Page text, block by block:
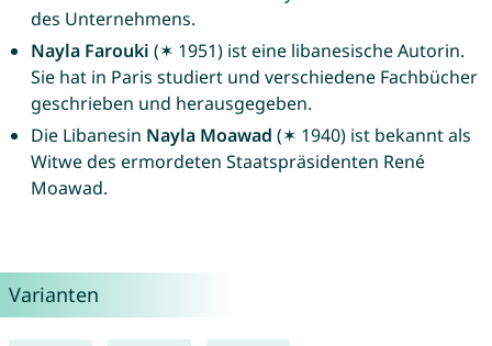
des Unternehmens.
Nayla Farouki (✶ 1951) ist eine libanesische Autorin.
Sie hat in Paris studiert und verschiedene Fachbücher
geschrieben und herausgegeben.
Die Libanesin Nayla Moawad (✶ 1940) ist bekannt als
Witwe des ermordeten Staatspräsidenten René
Moawad.
Varianten